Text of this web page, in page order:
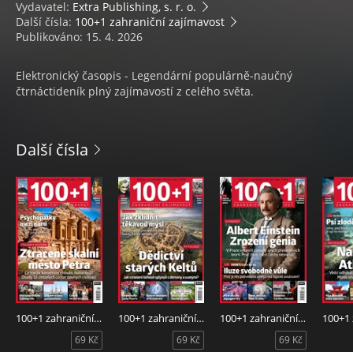
Vydavatel: Extra Publishing, s. r. o.
Další čísla: 100+1 zahraniční zajímavost
Publikováno: 15. 4. 2026
Elektronický časopis - Legendární populárně-naučný
čtrnáctideník plný zajímavostí z celého světa.
Další čísla
100+1 zahraniční zajímavost 14/2026
69 Kč
100+1 zahraniční zajímavost 13/2026
69 Kč
100+1 zahraniční zajímavost 12/2026
69 Kč